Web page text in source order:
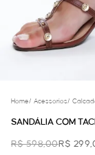
Home/ Acessorios/
SANDÁLIA COM
R$ 598,00R$